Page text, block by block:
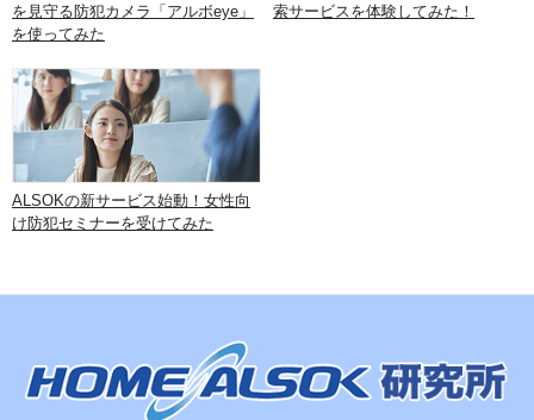
を見守る防犯カメラ「アルボeye」
を使ってみた
索サービスを体験してみた！
ALSOKの新サービス始動！女性向
け防犯セミナーを受けてみた